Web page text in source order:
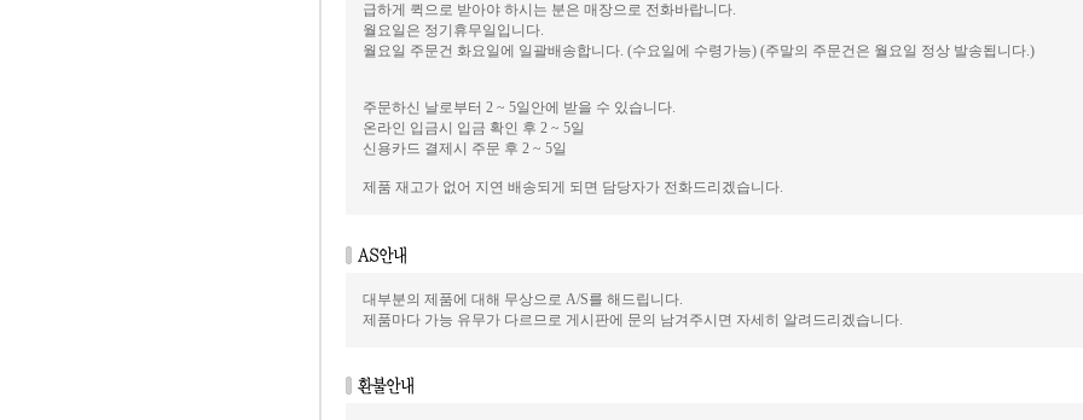
급하게 퀵으로 받아야 하시는 분은 매장으로 전화바랍니다.
월요일은 정기휴무일입니다.
월요일 주문건 화요일에 일괄배송합니다. (수요일에 수령가능) (주말의 주문건은 월요일 정상 발송됩니다.)
주문하신 날로부터 2 ~ 5일안에 받을 수 있습니다.
온라인 입금시 입금 확인 후 2 ~ 5일
신용카드 결제시 주문 후 2 ~ 5일
제품 재고가 없어 지연 배송되게 되면 담당자가 전화드리겠습니다.
대부분의 제품에 대해 무상으로 A/S를 해드립니다.
제품마다 가능 유무가 다르므로 게시판에 문의 남겨주시면 자세히 알려드리겠습니다.